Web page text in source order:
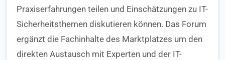
Praxiserfahrungen teilen und Einschätzungen zu IT-
Sicherheitsthemen diskutieren können. Das Forum
ergänzt die Fachinhalte des Marktplatzes um den
direkten Austausch mit Experten und der IT-